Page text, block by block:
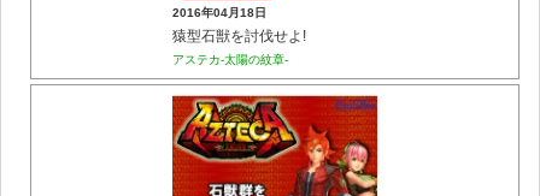
2016年04月18日
猿型石獣を討伐せよ!
アステカ-太陽の紋章-